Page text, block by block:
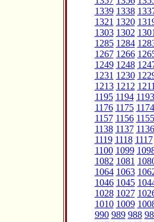
1339 1338
1321 1320
1303 1302 1301
1285 1284
1267 1266
1249 1248
1231 1230
1213 1212 1211
1195 1194 1193
1176 1175 1174
1157 1156 1155
1138 1137 1136
1119 1118 1117
1100 1099
1082 1081
1064 1063
1046 1045
1028 1027
1010 1009
990 989 988